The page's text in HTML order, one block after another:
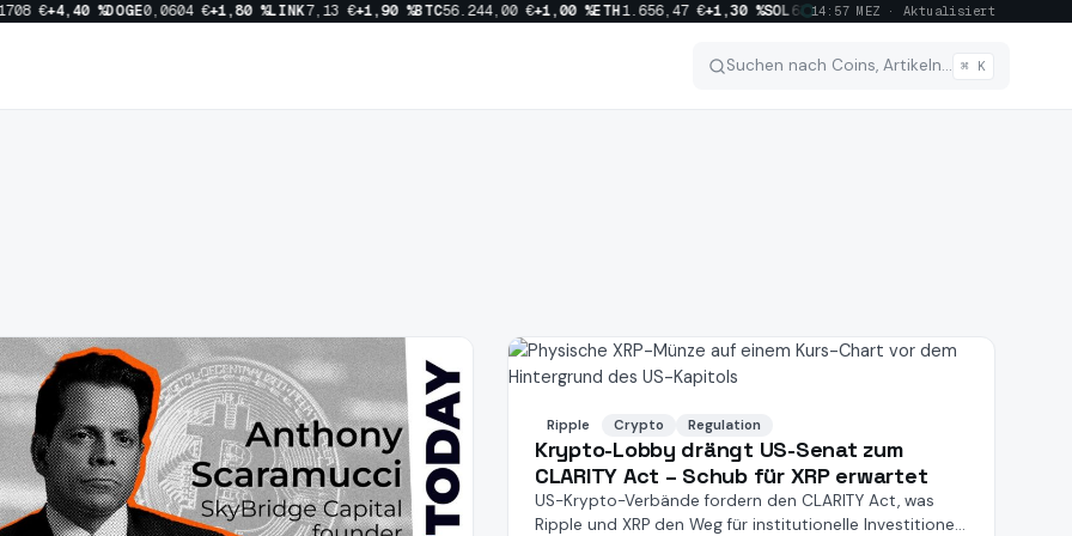
€ +4,40 % DOGE0,0604 € +1,80 % LINK7,13 € +1,90 % BTC56.244,00 € +1,00 % ETH1.656,47 € +1,30 % SOL63,74 €+1,40 % XRP0,8889 €−1,00 %
14:57 MEZ · Aktualisiert
Suchen nach Coins, Artikeln… ⌘ K
Ripple Crypto Regulation
Krypto-Lobby drängt US-Senat zum
CLARITY Act – Schub für XRP erwartet
US-Krypto-Verbände fordern den CLARITY Act, was
Ripple und XRP den Weg für institutionelle Investitionen